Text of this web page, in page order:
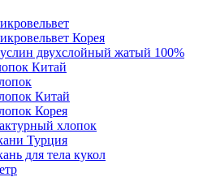
Корея
двухслойный жатый 100%
Китай
Китай
Корея
хлопок
Турция
для тела кукол